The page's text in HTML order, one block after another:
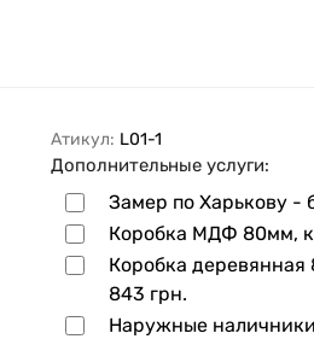
Атикул: L01-1
Дополнительные услуги:
Замер по Харькову -
Коробка МДФ 80мм,
Коробка
843 грн.
Наружные